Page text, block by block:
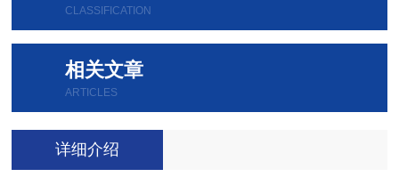
CLASSIFICATION
相关文章
ARTICLES
详细介绍